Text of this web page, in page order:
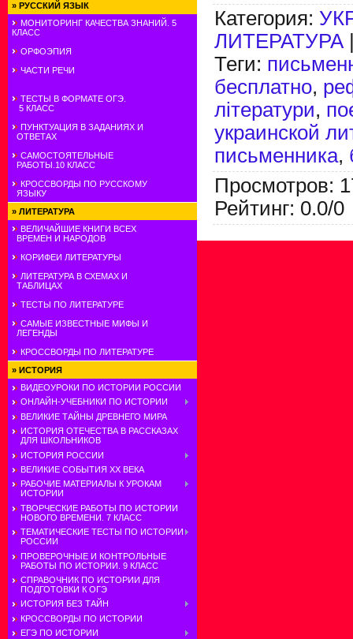
» РУССКИЙ ЯЗЫК
МОНИТОРИНГ КАЧЕСТВА ЗНАНИЙ. 5
КЛАСС
ОРФОЭПИЯ
ЧАСТИ РЕЧИ
ТЕСТЫ В ФОРМАТЕ ОГЭ.
5 КЛАСС
ПУНКТУАЦИЯ В ЗАДАНИЯХ И
ОТВЕТАХ
САМОСТОЯТЕЛЬНЫЕ
РАБОТЫ.10 КЛАСС
КРОССВОРДЫ ПО РУССКОМУ
ЯЗЫКУ
» ЛИТЕРАТУРА
ВЕЛИЧАЙШИЕ КНИГИ ВСЕХ
ВРЕМЕН И НАРОДОВ
КОРИФЕИ ЛИТЕРАТУРЫ
ЛИТЕРАТУРА В СХЕМАХ И
ТАБЛИЦАХ
ТЕСТЫ ПО ЛИТЕРАТУРЕ
САМЫЕ ИЗВЕСТНЫЕ МИФЫ И
ЛЕГЕНДЫ
КРОССВОРДЫ ПО ЛИТЕРАТУРЕ
» ИСТОРИЯ
ВИДЕОУРОКИ ПО ИСТОРИИ РОССИИ
ОНЛАЙН-УЧЕБНИКИ ПО ИСТОРИИ
ВЕЛИКИЕ ТАЙНЫ ДРЕВНЕГО МИРА
ИСТОРИЯ ОТЕЧЕСТВА В РАССКАЗАХ
ДЛЯ ШКОЛЬНИКОВ
ИСТОРИЯ РОССИИ
ВЕЛИКИЕ СОБЫТИЯ ХХ ВЕКА
РАБОЧИЕ МАТЕРИАЛЫ К УРОКАМ
ИСТОРИИ
ТВОРЧЕСКИЕ РАБОТЫ ПО ИСТОРИИ
НОВОГО ВРЕМЕНИ. 7 КЛАСС
ТЕМАТИЧЕСКИЕ ТЕСТЫ ПО ИСТОРИИ
РОССИИ
ПРОВЕРОЧНЫЕ И КОНТРОЛЬНЫЕ
РАБОТЫ ПО ИСТОРИИ. 9 КЛАСС
СПРАВОЧНИК ПО ИСТОРИИ ДЛЯ
ПОДГОТОВКИ К ОГЭ
ИСТОРИЯ БЕЗ ТАЙН
КРОССВОРДЫ ПО ИСТОРИИ
ЕГЭ ПО ИСТОРИИ
Категория:
ЛИТЕРАТУРА
Теги:
бесплатно,
літератури,
украинской
письменника,
Просмотров:
Рейтинг: 0.0/0